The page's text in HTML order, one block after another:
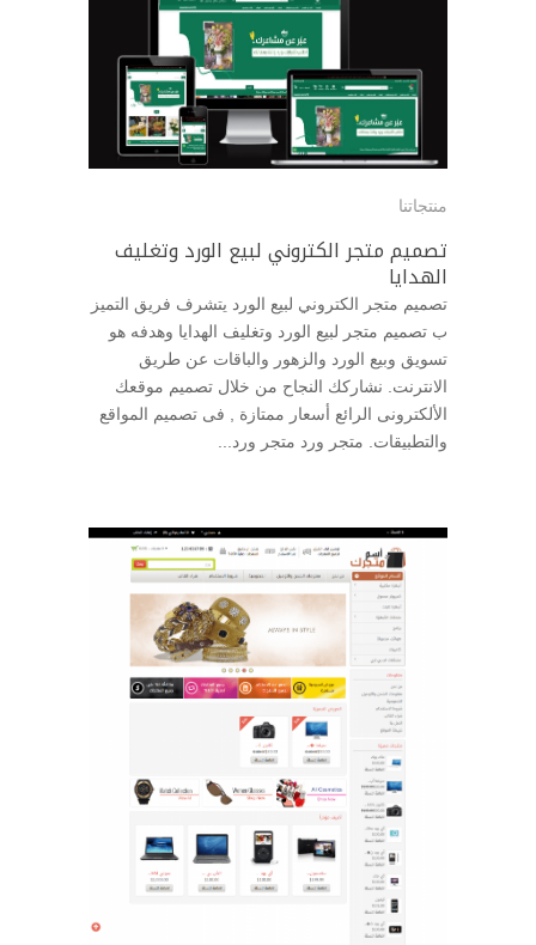
منتجاتنا
تصميم متجر الكتروني لبيع الورد وتغليف
الهدايا
تصميم متجر الكتروني لبيع الورد يتشرف فريق التميز
ب تصميم متجر لبيع الورد وتغليف الهدايا وهدفه هو
تسويق وبيع الورد والزهور والباقات عن طريق
الانترنت. نشاركك النجاح من خلال تصميم موقعك
الألكترونى الرائع أسعار ممتازة , فى تصميم المواقع
والتطبيقات. متجر ورد متجر ورد...